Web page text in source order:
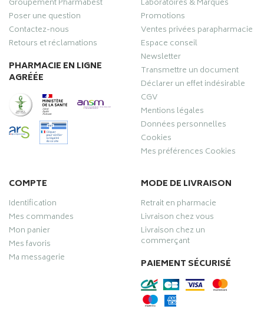
Groupement Pharmabest
Poser une question
Contactez-nous
Retours et réclamations
PHARMACIE EN LIGNE
AGRÉÉE
Laboratoires & Marques
Promotions
Ventes privées parapharmacie
Espace conseil
Newsletter
Transmettre un document
Déclarer un effet indésirable
CGV
Mentions légales
Données personnelles
Cookies
Mes préférences Cookies
COMPTE
Identification
Mes commandes
Mon panier
Mes favoris
Ma messagerie
MODE DE LIVRAISON
Retrait en pharmacie
Livraison chez vous
Livraison chez un
commerçant
PAIEMENT SÉCURISÉ